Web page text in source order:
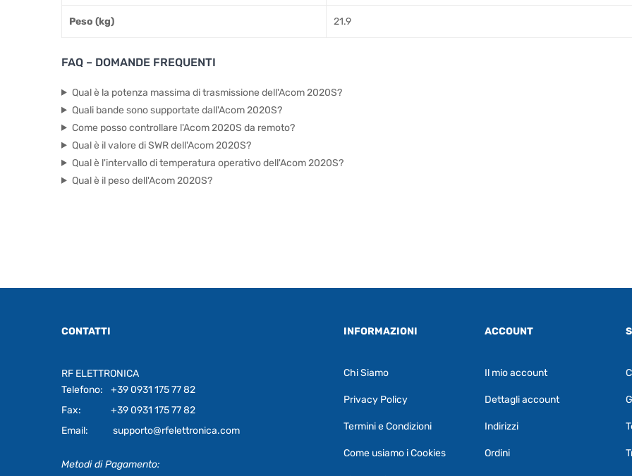
Peso (kg) 21.9
FAQ – DOMANDE FREQUENTI
Qual è la potenza massima di trasmissione dell'Acom 2020S?
Quali bande sono supportate dall'Acom 2020S?
Come posso controllare l'Acom 2020S da remoto?
Qual è il valore di SWR dell'Acom 2020S?
Qual è l'intervallo di temperatura operativo dell'Acom 2020S?
Qual è il peso dell'Acom 2020S?
CONTATTI
RF ELETTRONICA
Telefono:
+39 0931 175 77 82
Fax:
+39 0931 175 77 82
Email:
supporto@rfelettronica.com
Metodi di Pagamento:
INFORMAZIONI
Chi Siamo
Privacy Policy
Termini e Condizioni
Come usiamo i Cookies
ACCOUNT
Il mio account
Dettagli account
Indirizzi
Ordini